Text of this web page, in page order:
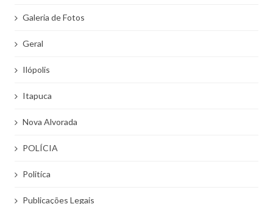
Galeria de Fotos
Geral
Ilópolis
Itapuca
Nova Alvorada
POLÍCIA
Politíca
Publicações Legais